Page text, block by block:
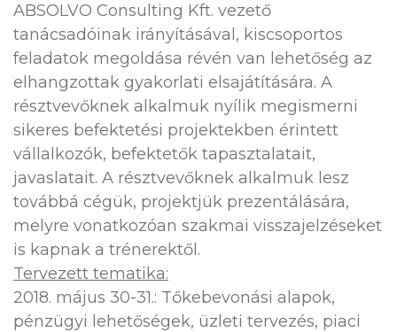
ABSOLVO Consulting Kft. vezető
tanácsadóinak irányításával, kiscsoportos
feladatok megoldása révén van lehetőség az
elhangzottak gyakorlati elsajátítására. A
résztvevőknek alkalmuk nyílik megismerni
sikeres befektetési projektekben érintett
vállalkozók, befektetők tapasztalatait,
javaslatait. A résztvevőknek alkalmuk lesz
továbbá cégük, projektjük prezentálására,
melyre vonatkozóan szakmai visszajelzéseket
is kapnak a trénerektől.
Tervezett tematika:
2018. május 30-31.: Tőkebevonási alapok,
pénzügyi lehetőségek, üzleti tervezés, piaci